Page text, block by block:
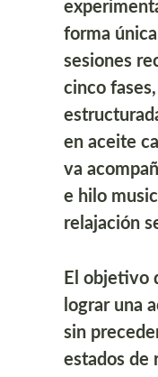
forma
sesiones
cinco
en aceite
va
e hilo
relajación
El objetivo
lograr una
sin
estados de